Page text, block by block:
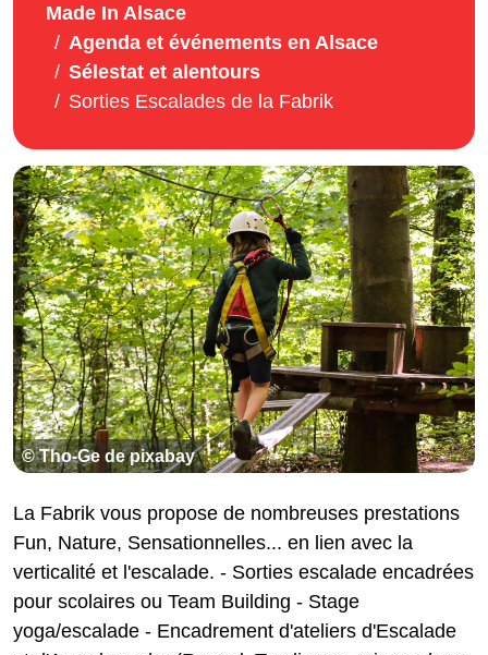
Made In Alsace
Agenda et événements en Alsace
Sélestat et alentours
Sorties Escalades de la Fabrik
© Tho-Ge de pixabay
La Fabrik vous propose de nombreuses prestations
Fun, Nature, Sensationnelles... en lien avec la
verticalité et l'escalade. - Sorties escalade encadrées
pour scolaires ou Team Building - Stage
yoga/escalade - Encadrement d'ateliers d'Escalade